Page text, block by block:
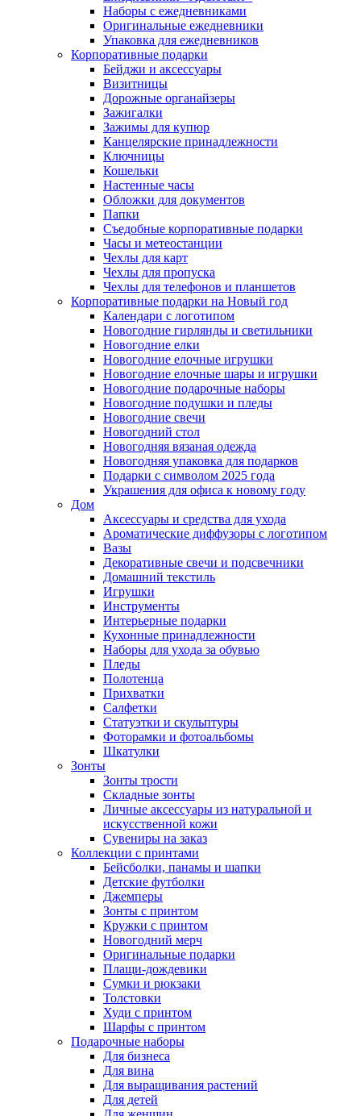
Наборы с ежедневниками
Оригинальные ежедневники
Упаковка для ежедневников
Корпоративные подарки
Бейджи и аксессуары
Визитницы
Дорожные органайзеры
Зажигалки
Зажимы для купюр
Канцелярские принадлежности
Ключницы
Кошельки
Настенные часы
Обложки для документов
Папки
Съедобные корпоративные подарки
Часы и метеостанции
Чехлы для карт
Чехлы для пропуска
Чехлы для телефонов и планшетов
Корпоративные подарки на Новый год
Календари с логотипом
Новогодние гирлянды и светильники
Новогодние елки
Новогодние елочные игрушки
Новогодние елочные шары и игрушки
Новогодние подарочные наборы
Новогодние подушки и пледы
Новогодние свечи
Новогодний стол
Новогодняя вязаная одежда
Новогодняя упаковка для подарков
Подарки с символом 2025 года
Украшения для офиса к новому году
Дом
Аксессуары и средства для ухода
Ароматические диффузоры с логотипом
Вазы
Декоративные свечи и подсвечники
Домашний текстиль
Игрушки
Инструменты
Интерьерные подарки
Кухонные принадлежности
Наборы для ухода за обувью
Пледы
Полотенца
Прихватки
Салфетки
Статуэтки и скульптуры
Фоторамки и фотоальбомы
Шкатулки
Зонты
Зонты трости
Складные зонты
Личные аксессуары из натуральной и
искусственной кожи
Сувениры на заказ
Коллекции с принтами
Бейсболки, панамы и шапки
Детские футболки
Джемперы
Зонты с принтом
Кружки с принтом
Новогодний мерч
Оригинальные подарки
Плащи-дождевики
Сумки и рюкзаки
Толстовки
Худи с принтом
Шарфы с принтом
Подарочные наборы
Для бизнеса
Для вина
Для выращивания растений
Для детей